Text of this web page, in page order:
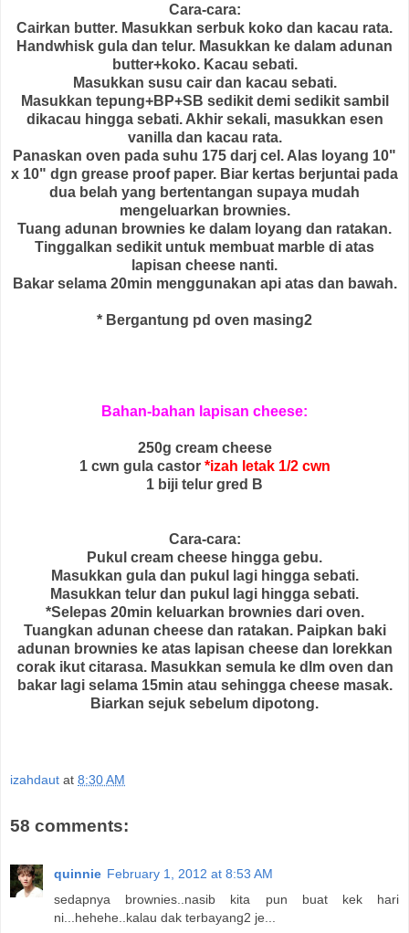
Cara-cara:
Cairkan butter. Masukkan serbuk koko dan kacau rata.
Handwhisk gula dan telur. Masukkan ke dalam adunan
butter+koko. Kacau sebati.
Masukkan susu cair dan kacau sebati.
Masukkan tepung+BP+SB sedikit demi sedikit sambil
dikacau hingga sebati. Akhir sekali, masukkan esen
vanilla dan kacau rata.
Panaskan oven pada suhu 175 darj cel. Alas loyang 10"
x 10" dgn grease proof paper. Biar kertas berjuntai pada
dua belah yang bertentangan supaya mudah
mengeluarkan brownies.
Tuang adunan brownies ke dalam loyang dan ratakan.
Tinggalkan sedikit untuk membuat marble di atas
lapisan cheese nanti.
Bakar selama 20min menggunakan api atas dan bawah.
* Bergantung pd oven masing2
Bahan-bahan lapisan cheese:
250g cream cheese
1 cwn gula castor *izah letak 1/2 cwn
1 biji telur gred B
Cara-cara:
Pukul cream cheese hingga gebu.
Masukkan gula dan pukul lagi hingga sebati.
Masukkan telur dan pukul lagi hingga sebati.
*Selepas 20min keluarkan brownies dari oven.
Tuangkan adunan cheese dan ratakan. Paipkan baki
adunan brownies ke atas lapisan cheese dan lorekkan
corak ikut citarasa. Masukkan semula ke dlm oven dan
bakar lagi selama 15min atau sehingga cheese masak.
Biarkan sejuk sebelum dipotong.
izahdaut at 8:30 AM
58 comments:
quinnie February 1, 2012 at 8:53 AM
sedapnya brownies..nasib kita pun buat kek hari
ni...hehehe..kalau dak terbayang2 je...